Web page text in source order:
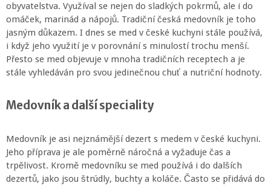
obyvatelstva. Využíval se nejen do sladkých pokrmů, ale i do
omáček, marinád a nápojů. Tradiční česká medovník je toho
jasným důkazem. I dnes se med v české kuchyni stále používá,
i když jeho využití je v porovnání s minulostí trochu menší.
Přesto se med objevuje v mnoha tradičních receptech a je
stále vyhledáván pro svou jedinečnou chuť a nutriční hodnoty.
Medovník a další speciality
Medovník je asi nejznámější dezert s medem v české kuchyni.
Jeho příprava je ale poměrně náročná a vyžaduje čas a
trpělivost. Kromě medovníku se med používá i do dalších
dezertů, jako jsou štrúdly, buchty a koláče. Často se přidává do